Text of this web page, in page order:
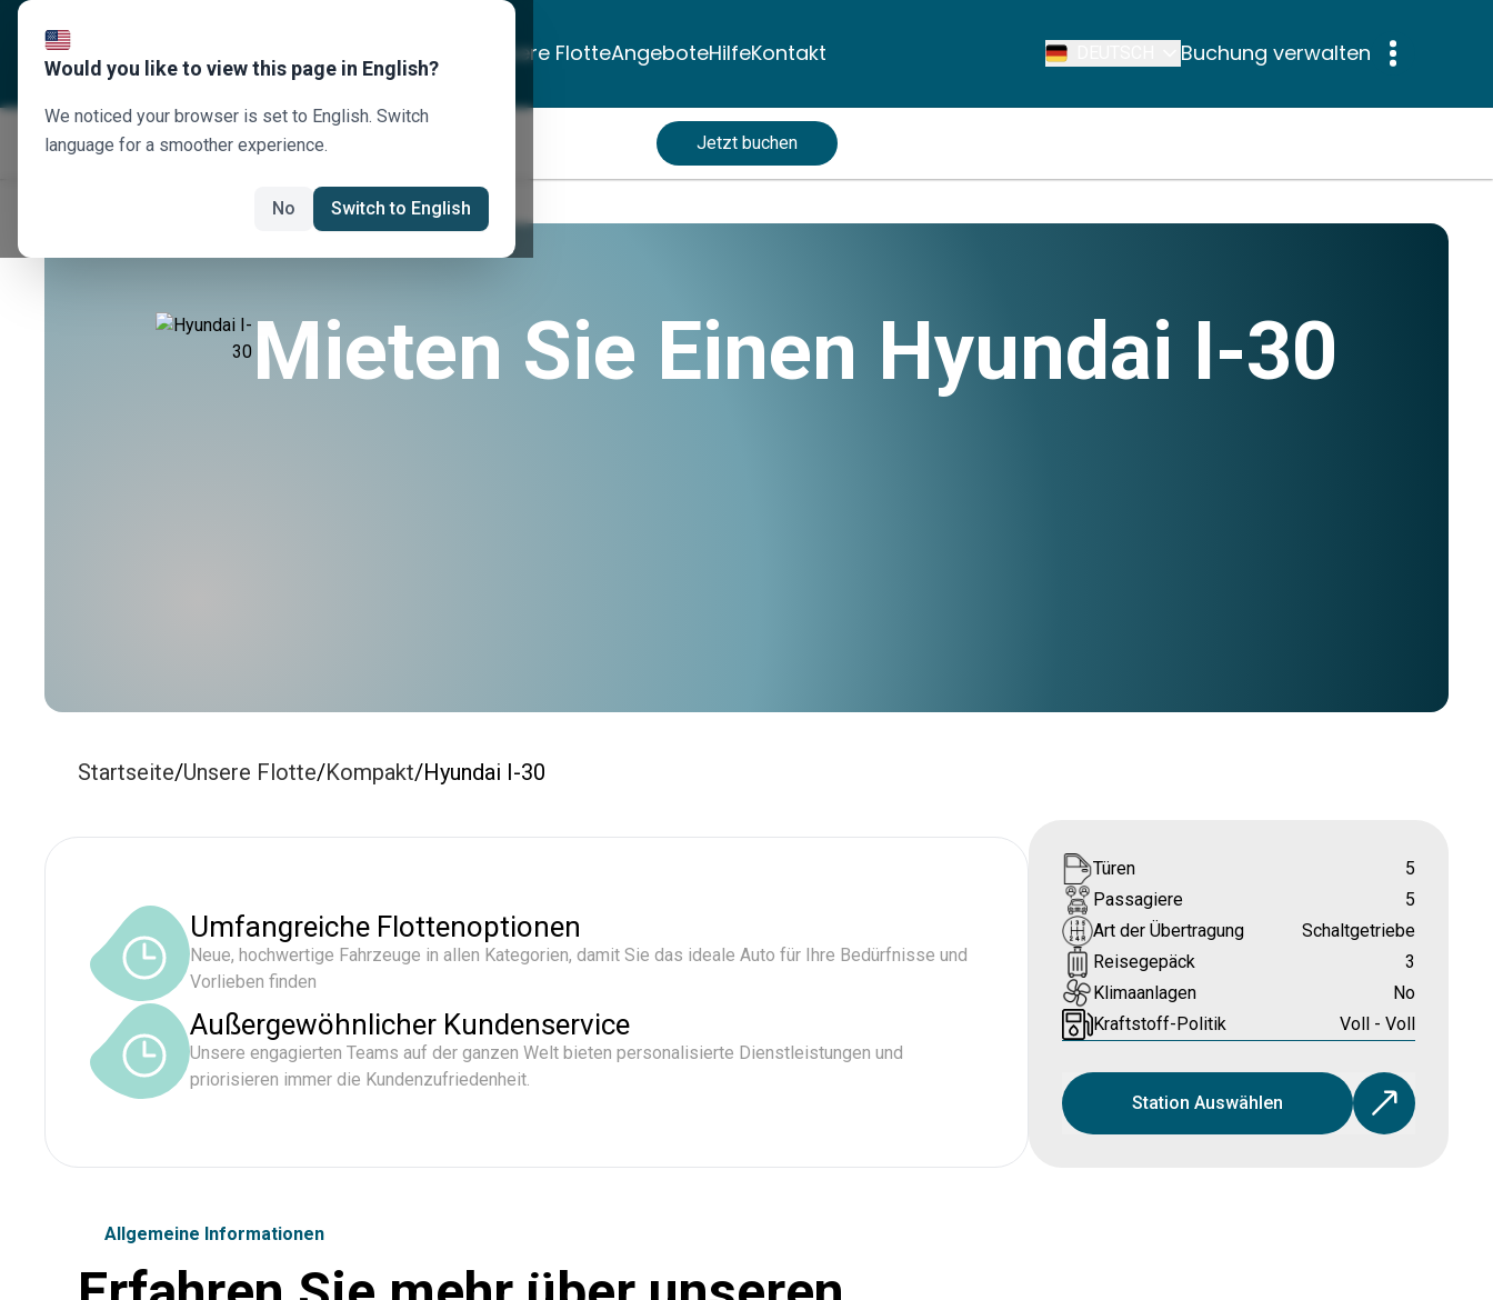
Über uns Reiseziele Unsere FlotteAngeboteHilfeKontakt Buchung verwalten
Jetzt buchen
Mieten Sie Einen Hyundai I-30
Startseite/Unsere Flotte/Kompakt/Hyundai I-30
Umfangreiche Flottenoptionen
Neue, hochwertige Fahrzeuge in allen Kategorien, damit Sie das ideale Auto für Ihre Bedürfnisse und
Vorlieben finden
Außergewöhnlicher Kundenservice
Unsere engagierten Teams auf der ganzen Welt bieten personalisierte Dienstleistungen und
priorisieren immer die Kundenzufriedenheit.
Türen
5
Passagiere
5
Art der Übertragung
Schaltgetriebe
Reisegepäck
3
Klimaanlagen
No
Kraftstoff-Politik
Voll - Voll
Station Auswählen
Allgemeine Informationen
Would you like to view this page in English?
We noticed your browser is set to English. Switch
language for a smoother experience.
No Switch to English